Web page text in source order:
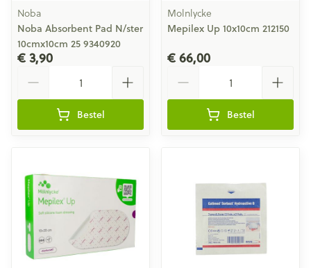
Noba
Noba Absorbent Pad N/ster
10cmx10cm 25 9340920
€ 3,90
Bestel
Molnlycke
Mepilex Up 10x10cm 212150
€ 66,00
Bestel